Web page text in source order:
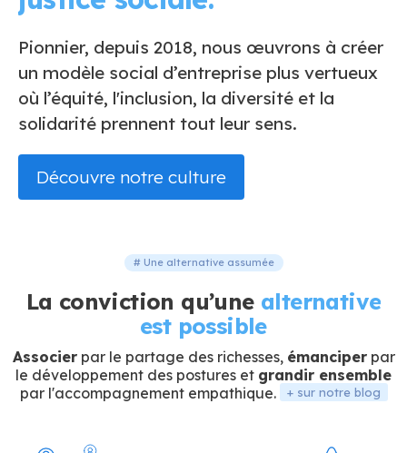
Pionnier, depuis 2018, nous œuvrons à créer
un modèle social d’entreprise plus vertueux
où l’équité, l'inclusion, la diversité et la
solidarité prennent tout leur sens.
Découvre notre culture
# Une alternative assumée
La conviction qu’une alternative
est possible
Associerpar le partage des richesses, émanciperpar
le développement des postures et grandir ensemble
par l'accompagnement empathique.
+ sur notre blog